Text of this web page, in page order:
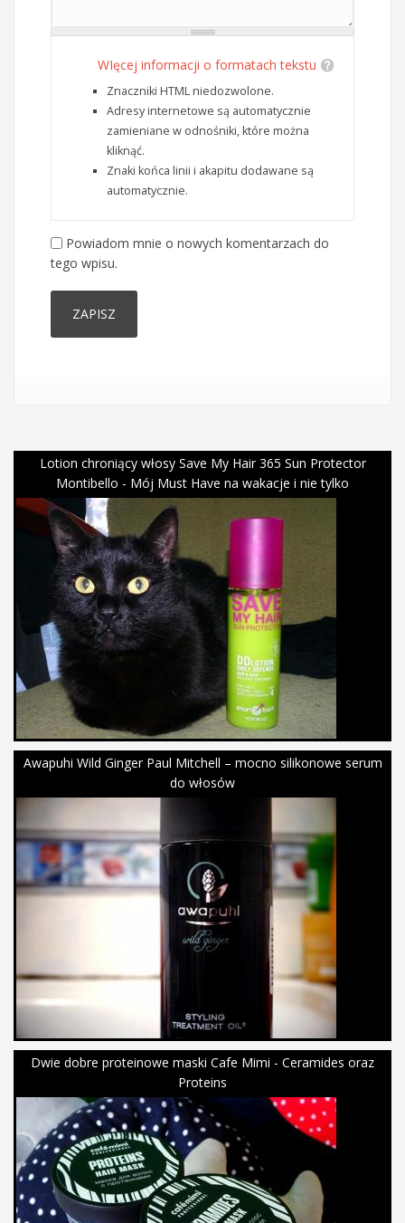
WIęcej informacji o formatach tekstu
Znaczniki HTML niedozwolone.
Adresy internetowe są automatycznie
zamieniane w odnośniki, które można
kliknąć.
Znaki końca linii i akapitu dodawane są
automatycznie.
Powiadom mnie o nowych komentarzach do
tego wpisu.
Lotion chroniący włosy Save My Hair 365 Sun Protector
Montibello - Mój Must Have na wakacje i nie tylko
Awapuhi Wild Ginger Paul Mitchell – mocno silikonowe serum
do włosów
Dwie dobre proteinowe maski Cafe Mimi - Ceramides oraz
Proteins